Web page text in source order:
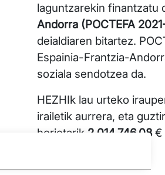
laguntzarekin finantzatu
Andorra (POCTEFA
deialdiaren bitartez.
Espainia-Frantzia-
soziala sendotzea da.
HEZHIk lau urteko
irailetik aurrera, eta
horietarik 2.014.746,08€